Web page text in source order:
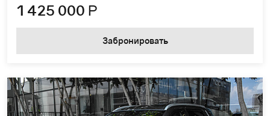
1 425 000 Р
Забронировать